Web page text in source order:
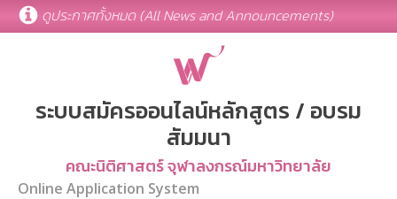
ดูประกาศทั้งหมด (All News and Announcements)
ระบบสมัครออนไลน์หลักสูตร / อบรม
สัมมนา
คณะนิติศาสตร์ จุฬาลงกรณ์มหาวิทยาลัย
Online Application System